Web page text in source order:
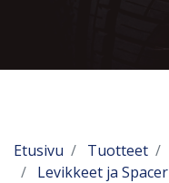
Etusivu Tuotteet
Levikkeet ja